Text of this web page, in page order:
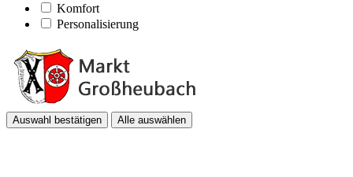
Komfort
Personalisierung
Auswahl bestätigen Alle auswählen